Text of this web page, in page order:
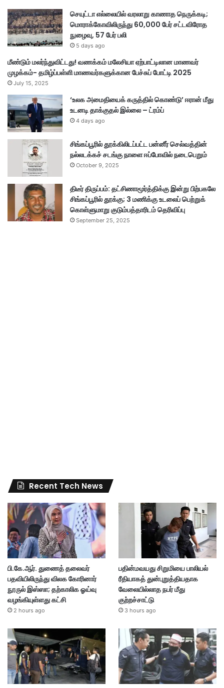
போ
தை
ப்
பொ
ள்
ப
றி
மு
த
ல்
செயுட்டா எல்லையில் வரலாறு காணாத நெருக்கடி;
மொராக்கோவிலிருந்து 60,000 பேர் சட்டவிரோத
நுழைவு, 57 பேர் பலி
5 days ago
மீண்டும் மலர்ந்துவிட்டது! வணக்கம் மலேசியா ஏற்பாட்டிலான மாணவர்
முழக்கம்- தமிழ்ப்பள்ளி மாணவர்களுக்கான பேச்சுப் போட்டி 2025
July 15, 2025
‘உலக அமைதியைக் கருத்தில் கொண்டு’ ஈரான் மீது
உடனடி தாக்குதல் இல்லை – ட்ரம்ப்
4 days ago
சிங்கப்பூரில் தூக்கிலிடப்பட்ட பன்னீர் செல்வத்தின்
நல்லடக்கச் சடங்கு நாளை ஈப்போவில் நடைபெறும்
October 9, 2025
திடீர் திருப்பம்: தட்சிணாமூர்த்திக்கு இன்று பிற்பகலே
சிங்கப்பூரில் தூக்கு; 3 மணிக்கு உடலைப் பெற்றுக்
கொள்ளுமாறு குடும்பத்தாரிடம் தெரிவிப்பு
September 25, 2025
Recent Tech News
பி.கே.ஆர். துணைத் தலைவர்
பதவியிலிருந்து விலக கோரினார்
நூருல் இஸ்ஸா; தற்காலிக ஓய்வு
வழங்கியுள்ளது கட்சி
2 hours ago
பதின்மவயது சிறுமியை பாலியல்
ரீதியாகத் துன்புறுத்தியதாக
வேலையில்லாத நபர் மீது
குற்றச்சாட்டு
3 hours ago